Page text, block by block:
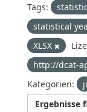
Tags:
statistical
XLSX
http://dcat-
Kategorien:
Ergebnisse